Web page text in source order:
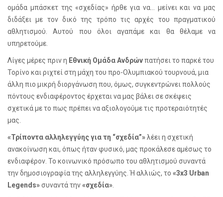
ομάδα μπάσκετ της «σχεδίας» ήρθε για να... μείνει και να μας
διδάξει με τον δικό της τρόπο τις αρχές του πραγματικού
αθλητισμού. Αυτού που όλοι αγαπάμε και θα θέλαμε να
υπηρετούμε.
Λίγες μέρες πριν η Εθνική Ομάδα Ανδρώνπατήσει το παρκέ του
Τορίνο και ριχτεί στη μάχη του προ-Ολυμπιακού τουρνουά, μια
άλλη πιο μικρή διοργάνωση που, όμως, συγκεντρώνει πολλούς
πόντους ενδιαφέροντος έρχεται να μας βάλει σε σκέψεις
σχετικά με το πως πρέπει να αξιολογούμε τις προτεραιότητές
μας.
«Τρίποντα αλληλεγγύης για τη “σχεδία”»λέει η σχετική
ανακοίνωση και, όπως ήταν φυσικό, μας προκάλεσε αμέσως το
ενδιαφέρον. Το κοινωνικό πρόσωπο του αθλητισμού συναντά
την δημοσιογραφία της αλληλεγγύης. Ή αλλιώς, το «3x3 Urban
Legends»συναντά την«σχεδία»